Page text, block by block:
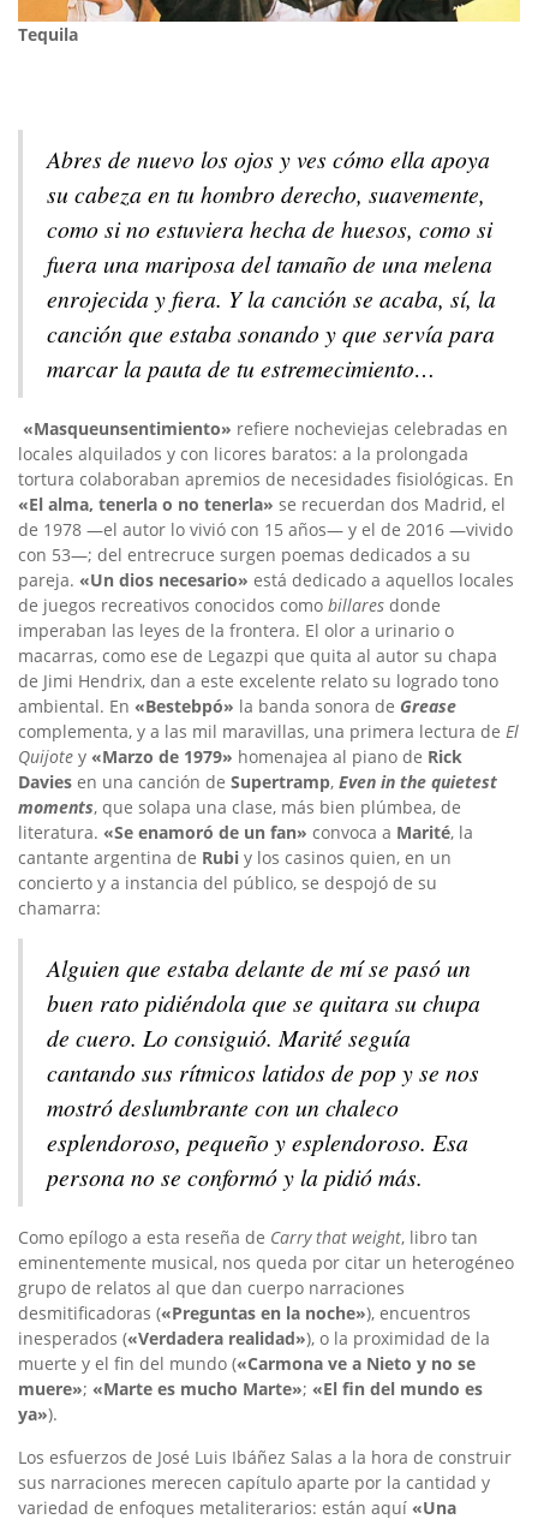
Tequila
Abres de nuevo los ojos y ves cómo ella apoya
su cabeza en tu hombro derecho, suavemente,
como si no estuviera hecha de huesos, como si
fuera una mariposa del tamaño de una melena
enrojecida y fiera. Y la canción se acaba, sí, la
canción que estaba sonando y que servía para
marcar la pauta de tu estremecimiento…
«Masqueunsentimiento» refiere nocheviejas celebradas en
locales alquilados y con licores baratos: a la prolongada
tortura colaboraban apremios de necesidades fisiológicas. En
«El alma, tenerla o no tenerla» se recuerdan dos Madrid, el
de 1978 —el autor lo vivió con 15 años— y el de 2016 —vivido
con 53—; del entrecruce surgen poemas dedicados a su
pareja. «Un dios necesario» está dedicado a aquellos locales
de juegos recreativos conocidos como billares donde
imperaban las leyes de la frontera. El olor a urinario o
macarras, como ese de Legazpi que quita al autor su chapa
de Jimi Hendrix, dan a este excelente relato su logrado tono
ambiental. En «Bestebpó» la banda sonora de Grease
complementa, y a las mil maravillas, una primera lectura de El
Quijote y «Marzo de 1979» homenajea al piano de Rick
Davies en una canción de Supertramp, Even in the quietest
moments, que solapa una clase, más bien plúmbea, de
literatura. «Se enamoró de un fan» convoca a Marité, la
cantante argentina de Rubi y los casinos quien, en un
concierto y a instancia del público, se despojó de su
chamarra:
Alguien que estaba delante de mí se pasó un
buen rato pidiéndola que se quitara su chupa
de cuero. Lo consiguió. Marité seguía
cantando sus rítmicos latidos de pop y se nos
mostró deslumbrante con un chaleco
esplendoroso, pequeño y esplendoroso. Esa
persona no se conformó y la pidió más.
Como epílogo a esta reseña de Carry that weight, libro tan
eminentemente musical, nos queda por citar un heterogéneo
grupo de relatos al que dan cuerpo narraciones
desmitificadoras («Preguntas en la noche»), encuentros
inesperados («Verdadera realidad»), o la proximidad de la
muerte y el fin del mundo («Carmona ve a Nieto y no se
muere»; «Marte es mucho Marte»; «El fin del mundo es
ya»).
Los esfuerzos de José Luis Ibáñez Salas a la hora de construir
sus narraciones merecen capítulo aparte por la cantidad y
variedad de enfoques metaliterarios: están aquí «Una